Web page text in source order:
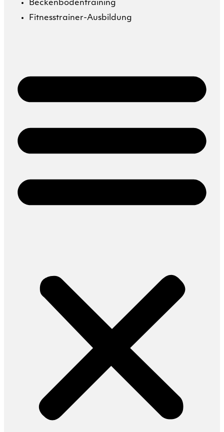
Beckenbodentraining
Fitnesstrainer-Ausbildung